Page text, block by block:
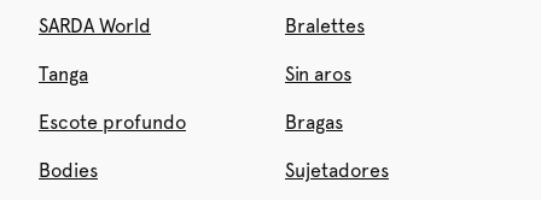
SARDA World Bralettes
Tanga Sin aros
Escote profundo Bragas
Bodies Sujetadores